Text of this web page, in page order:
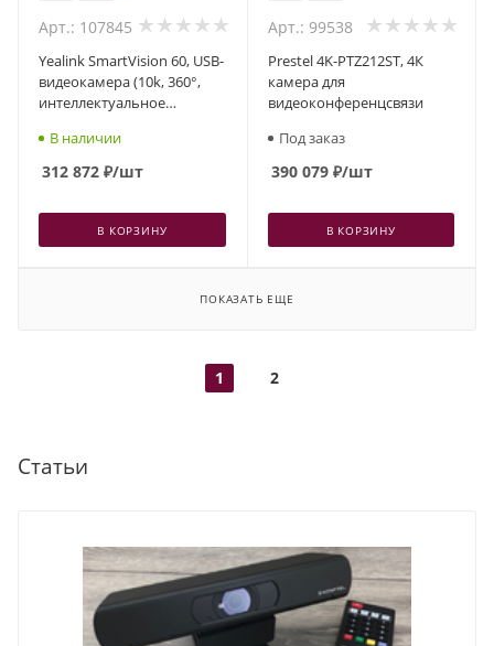
Арт.: 107845
Yealink SmartVision 60, USB-
видеокамера (10k, 360°,
интеллектуальное
В наличии
312 872 ₽/шт
В КОРЗИНУ
Арт.: 99538
Prestel 4K-PTZ212ST, 4К
камера для
видеоконференцсвязи
Под заказ
390 079₽/шт
В КОРЗИНУ
ПОКАЗАТЬ ЕЩЕ
1 2
Статьи